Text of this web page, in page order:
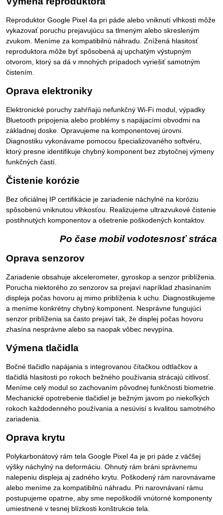
Reproduktor Google Pixel 4a pri páde alebo vniknutí vlhkosti môže
vykazovať poruchu prejavujúcu sa tlmeným alebo skresleným
zvukom. Meníme za kompatibilnú náhradu. Znížená hlasitosť
reproduktora môže byť spôsobená aj upchatým výstupným
otvorom, ktorý sa dá v mnohých prípadoch vyriešiť samotným
čistením.
Oprava elektroniky
Elektronické poruchy zahŕňajú nefunkčný Wi-Fi modul, výpadky
Bluetooth pripojenia alebo problémy s napájacími obvodmi na
základnej doske. Opravujeme na komponentovej úrovni.
Diagnostiku vykonávame pomocou špecializovaného softvéru,
ktorý presne identifikuje chybný komponent bez zbytočnej výmeny
funkčných častí.
Čistenie korózie
Bez oficiálnej IP certifikácie je zariadenie náchylné na koróziu
spôsobenú vniknutou vlhkosťou. Realizujeme ultrazvukové čistenie
postihnutých komponentov a ošetrenie poškodených kontaktov.
Po čase mobil vodotesnosť stráca
Oprava senzorov
Zariadenie obsahuje akcelerometer, gyroskop a senzor priblíženia.
Porucha niektorého zo senzorov sa prejaví napríklad zhasínaním
displeja počas hovoru aj mimo priblíženia k uchu. Diagnostikujeme
a meníme konkrétny chybný komponent. Nesprávne fungujúci
senzor priblíženia sa často prejaví tak, že displej počas hovoru
zhasína nesprávne alebo sa naopak vôbec nevypína.
Výmena tlačidla
Bočné tlačidlo napájania s integrovanou čítačkou odtlačkov a
tlačidlá hlasitosti po rokoch bežného používania strácajú citlivosť.
Meníme celý modul so zachovaním pôvodnej funkčnosti biometrie.
Mechanické opotrebenie tlačidiel je bežným javom po niekoľkých
rokoch každodenného používania a nesúvisí s kvalitou samotného
zariadenia.
Oprava krytu
Polykarbonátový rám tela Google Pixel 4a je pri páde z väčšej
výšky náchylný na deformáciu. Ohnutý rám bráni správnemu
nalepeniu displeja aj zadného krytu. Poškodený rám narovnávame
alebo meníme za kompatibilnú náhradu. Pri narovnávaní rámu
postupujeme opatrne, aby sme nepoškodili vnútorné komponenty
umiestnené v tesnej blízkosti konštrukcie tela.